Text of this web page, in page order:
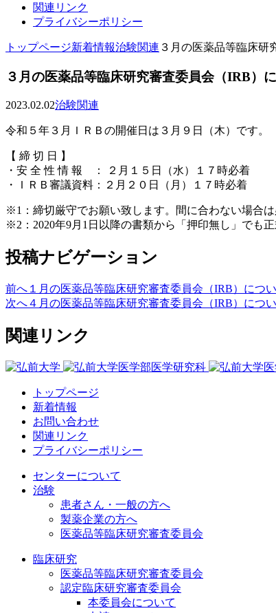
関連リンク
プライバシーポリシー
トップページ新着情報治験関連 ３月の医薬品等臨床研
３月の医薬品等臨床研究審査委員会（IRB）
2023.02.02治験関連
令和５年３月ＩＲＢの開催日は３月９日（木）です。
【 締 切 日 】
・安 全 性 情 報 ： ２月１５日（水）１７時必着
・ＩＲＢ審議資料：２月２０日（月）１７時必着
※1：締切厳守でお願い致します。間に合わない場合は
※2：2020年9月1日以降の書類から「押印無し」でも
投稿ナビゲーション
前へ １月の医薬品等臨床研究審査委員会（IRB）につ
次へ４月の医薬品等臨床研究審査委員会（IRB）につ
関連リンク
トップページ
新着情報
お問い合わせ
関連リンク
プライバシーポリシー
センターについて
治験
患者さん・一般の方へ
製薬企業の方へ
医薬品等臨床研究審査委員会
臨床研究
医薬品等臨床研究審査委員会
認定臨床研究審査委員会
本委員会について